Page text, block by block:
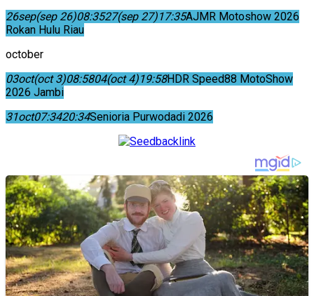
26sep(sep 26)08:3527(sep 27)17:35AJMR Motoshow 2026
Rokan Hulu Riau
october
03oct(oct 3)08:5804(oct 4)19:58HDR Speed88 MotoShow
2026 Jambi
31oct07:3420:34Senioria Purwodadi 2026